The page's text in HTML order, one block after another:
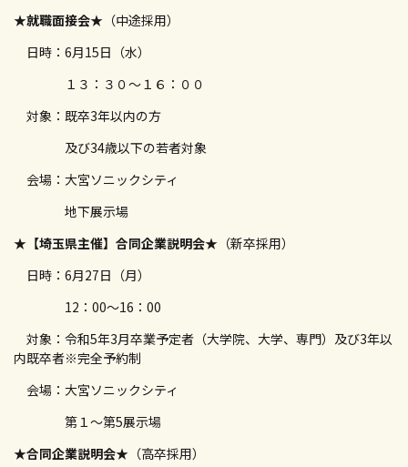
★就職面接会★ （中途採用）
日時：6月15日（水）
１３：３０～１６：００
対象：既卒3年以内の方
及び34歳以下の若者対象
会場：大宮ソニックシティ
地下展示場
★【埼玉県主催】合同企業説明会★ （新卒採用）
日時：6月27日（月）
12：00～16：00
対象：令和5年3月卒業予定者（大学院、大学、専門）及び3年以
内既卒者※完全予約制
会場：大宮ソニックシティ
第１～第5展示場
★合同企業説明会★ （高卒採用）